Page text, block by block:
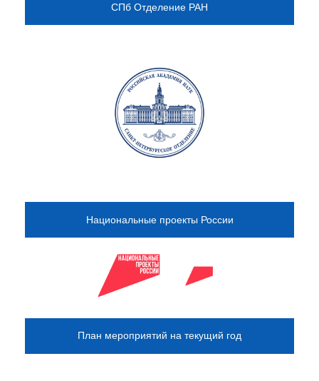
СПб Отделение РАН
Национальные проекты России
План мероприятий на текущий год